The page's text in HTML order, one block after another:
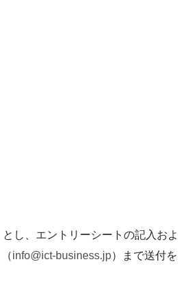
し、エントリーシートの記入お
info@ict-business.jp）まで送付